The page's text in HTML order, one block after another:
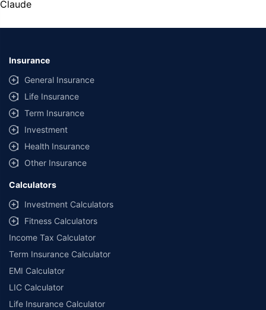
Claude
Insurance
General Insurance
Life Insurance
Term Insurance
Investment
Health Insurance
Other Insurance
Calculators
Investment Calculators
Fitness Calculators
Income Tax Calculator
Term Insurance Calculator
EMI Calculator
LIC Calculator
Life Insurance Calculator